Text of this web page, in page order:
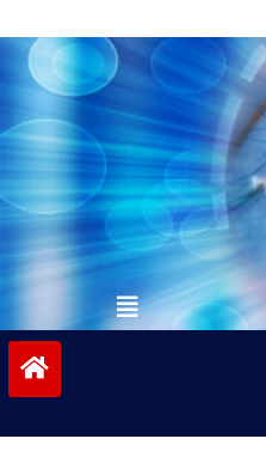
to
contentvinivida.lk